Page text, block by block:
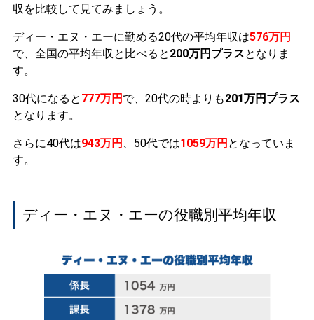
収を比較して見てみましょう。
ディー・エヌ・エーに勤める20代の平均年収は576万円
で、全国の平均年収と比べると 200万円プラスとなりま
す。
30代になると 777万円 で、20代の時よりも201万円プラス
となります。
さらに40代は943万円 、50代では1059万円 となっていま
す。
ディー・エヌ・エーの役職別平均年収